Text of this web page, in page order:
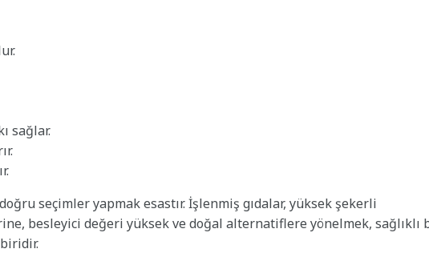
sağlar.
seçimler yapmak esastır. İşlenmiş gıdalar, yüksek şekerli
besleyici değeri yüksek ve doğal alternatiflere yönelmek, sağlıklı